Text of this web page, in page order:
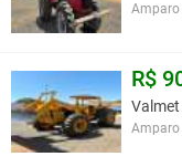
Amparo
R$
Amparo